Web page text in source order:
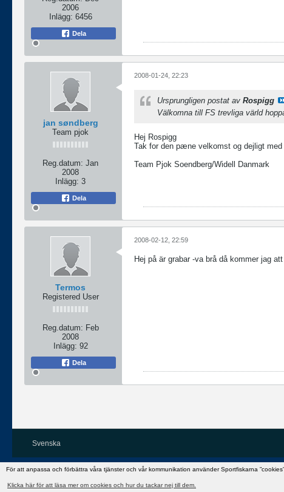
För att anpassa och förbättra våra tjänster och vår kommunikation använder Sportfiskarna
Klicka här för att läsa mer om cookies och hur du tackar nej till dem.
2006
Inlägg: 6456
Dela
jan søndberg
Team pjok
Reg.datum: Jan
2008
Inlägg: 3
Dela
2008-01-24, 22:23
Ursprungligen postat av Rospigg
Välkomna till FS trevliga värld
Hej Rospigg
Tak for den pæne velkomst og dejligt
Team Pjok Soendberg/Widell Danmark
Termos
Registered User
Reg.datum: Feb
2008
Inlägg: 92
Dela
2008-02-12, 22:59
Hej på är grabar -va brå då kommer jag
Svenska